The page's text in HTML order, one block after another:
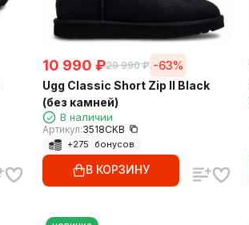
10 990 ₽29 990 ₽ -63%
Ugg Classic Short Zip II Black
(без камней)
В наличии
Артикул:3518CKB
+275 бонусов
В КОРЗИНУ